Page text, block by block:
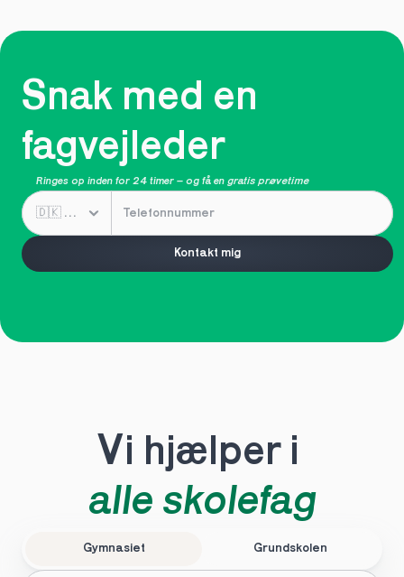
Snak med en
fagvejleder
Ringes op inden for 24 timer – og få en gratis prøvetime
Kontakt mig
Vi hjælper i
alle skolefag
Gymnasiet Grundskolen